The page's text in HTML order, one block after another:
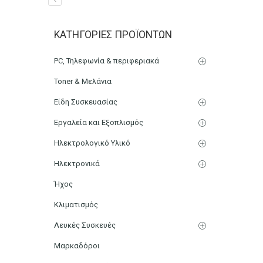
Ανταλλακτικός
Ραβδομπλέντερ
ΚΑΤΗΓΟΡΊΕΣ ΠΡΟΪΌΝΤΩΝ
PC, Τηλεφωνία & περιφεριακά
Toner & Μελάνια
Είδη Συσκευασίας
Εργαλεία και Εξοπλισμός
Ηλεκτρολογικό Υλικό
Ηλεκτρονικά
Ήχος
Κλιματισμός
Λευκές Συσκευές
Μαρκαδόροι